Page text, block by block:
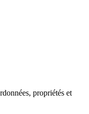
propriétés et